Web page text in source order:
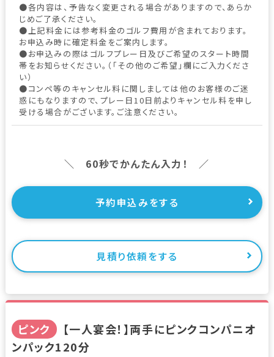
●各内容は、予告なく変更される場合がありますので、あらか
じめご了承ください。
●上記料金には参考料金のゴルフ費用が含まれております。
お申込み時に確定料金をご案内します。
●お申込みの際はゴルフプレー日及びご希望のスタート時間
帯をお知らせください。（「その他のご希望」欄にご入力くださ
い）
●コンペ等のキャンセル料に関しましては他のお客様のご迷
惑にもなりますので、プレー日10日前よりキャンセル料を申し
受ける場合がございます。ご注意ください。
＼ 60秒でかんたん入力！ ／
予約申込みをする
見積り依頼をする
ピンク
【一人宴会！】両手にピンクコンパニオ
ンパック120分